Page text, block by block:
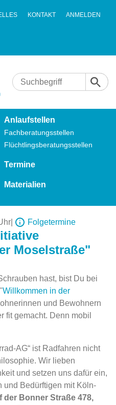
KONTAKT ANMELDEN
Anlaufstellen
Fachberatungsstellen
Flüchtlingsberatungsstellen
Termine
Materialien
Folgetermine
Moselstraße"
hast, bist Du bei
Willkommen in der
und Bewohnern
fit gemacht. Denn mobil
AG“ ist Radfahren nicht
Wir lieben
und setzen uns dafür ein,
und Bedürftigen mit Köln-
der Bonner Straße 478,